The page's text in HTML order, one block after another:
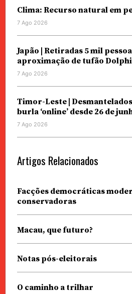
Clima: Recurso natural em
7 Ago 2026
Japão | Retiradas 5 mil
aproximação de tufão
7 Ago 2026
Timor-Leste |
burla ‘online’ desde 26 de
7 Ago 2026
Artigos Relacionados
Facções democráticas
conservadoras
Macau, que futuro?
Notas pós-eleitorais
O caminho a trilhar